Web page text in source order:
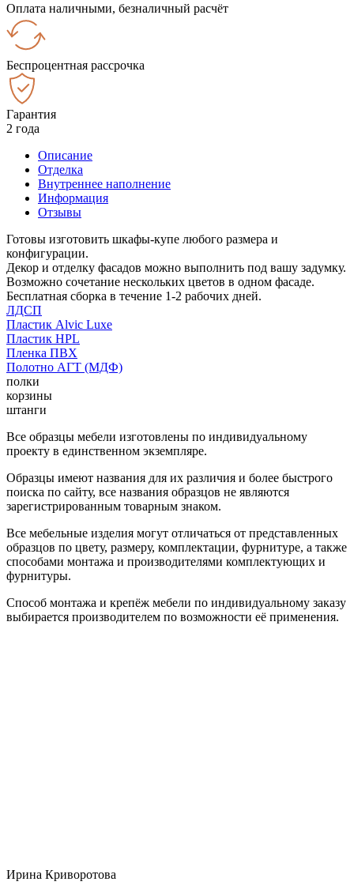
Оплата наличными, безналичный расчёт
Беспроцентная рассрочка
Гарантия
2 года
Описание
Отделка
Внутреннее наполнение
Информация
Отзывы
Готовы изготовить шкафы-купе любого размера и
конфигурации.
Декор и отделку фасадов можно выполнить под вашу задумку.
Возможно сочетание нескольких цветов в одном фасаде.
Бесплатная сборка в течение 1-2 рабочих дней.
ЛДСП
Пластик Alvic Luxe
Пластик HPL
Пленка ПВХ
Полотно АГТ (МДФ)
полки
корзины
штанги
Все образцы мебели изготовлены по индивидуальному
проекту в единственном экземпляре.
Образцы имеют названия для их различия и более быстрого
поиска по сайту, все названия образцов не являются
зарегистрированным товарным знаком.
Все мебельные изделия могут отличаться от представленных
образцов по цвету, размеру, комплектации, фурнитуре, а также
способами монтажа и производителями комплектующих и
фурнитуры.
Способ монтажа и крепёж мебели по индивидуальному заказу
выбирается производителем по возможности её применения.
Ирина Криворотова